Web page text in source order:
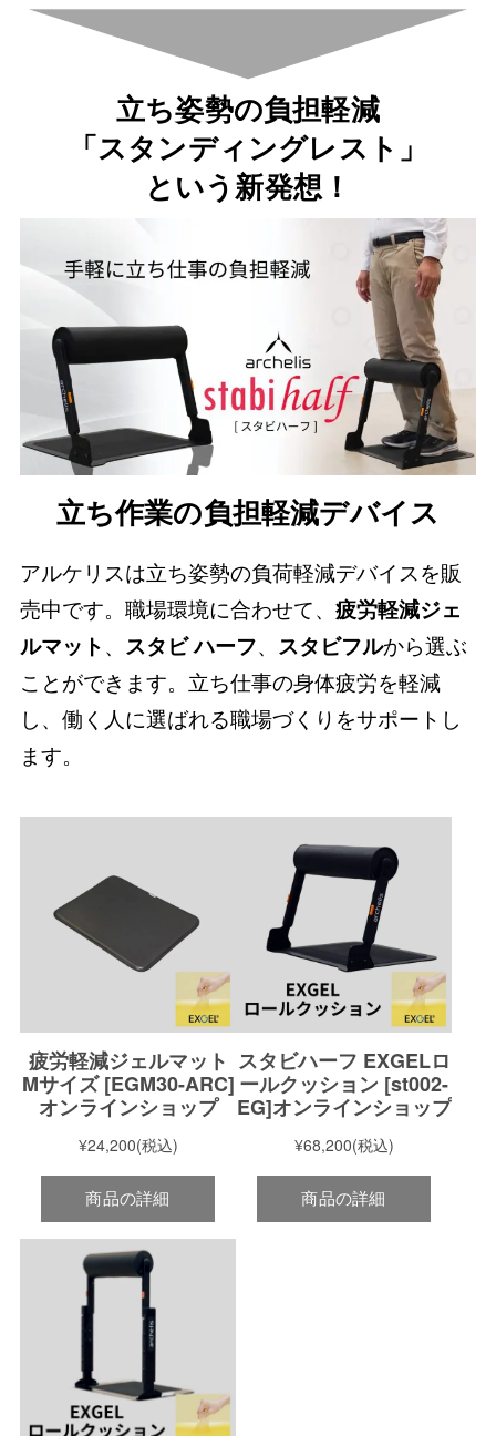
立ち姿勢の負担軽減
「スタンディングレスト」
という新発想！
立ち作業の負担軽減デバイス
アルケリスは立ち姿勢の負荷軽減デバイスを販
売中です。職場環境に合わせて、 疲労軽減ジェ
ルマット 、 スタビ ハーフ、 スタビフルから選ぶ
ことができます。立ち仕事の身体疲労を軽減
し、働く人に選ばれる職場づくりをサポートし
ます。